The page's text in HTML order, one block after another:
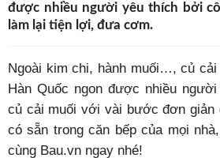
được nhiều người yêu thích bởi
làm lại tiện lợi, đưa cơm.
Ngoài kim chi, hành muối…, củ cải
Hàn Quốc ngon được nhiều
củ cải muối với vài bước đơn giản
có sẵn trong căn bếp của mọi
cùng Bau.vn ngay nhé!